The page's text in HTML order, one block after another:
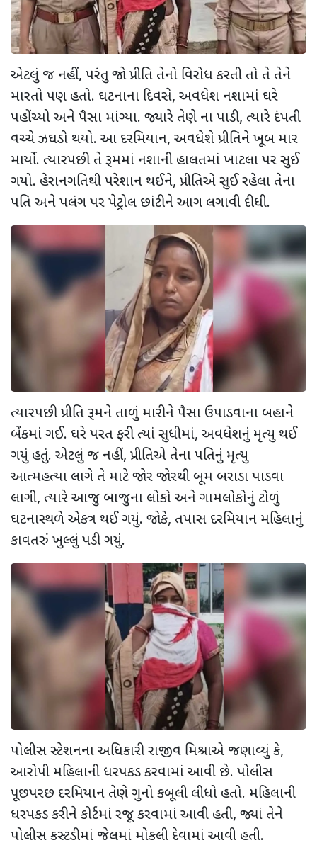
એટલું જ નહીં, પરંતુ જો પ્રીતિ તેનો વિરોધ કરતી તો તે તેને
મારતો પણ હતો. ઘટનાના દિવસે, અવધેશ નશામાં ઘરે
પહોંચ્યો અને પૈસા માંગ્યા. જ્યારે તેણે ના પાડી, ત્યારે દંપતી
વચ્ચે ઝઘડો થયો. આ દરમિયાન, અવધેશે પ્રીતિને ખૂબ માર
માર્યો. ત્યારપછી તે રૂમમાં નશાની હાલતમાં ખાટલા પર સુઈ
ગયો. હેરાનગતિથી પરેશાન થઈને, પ્રીતિએ સુઈ રહેલા તેના
પતિ અને પલંગ પર પેટ્રોલ છાંટીને આગ લગાવી દીધી.
ત્યારપછી પ્રીતિ રૂમને તાળું મારીને પૈસા ઉપાડવાના બહાને
બેંકમાં ગઈ. ઘરે પરત ફરી ત્યાં સુધીમાં, અવધેશનું મૃત્યુ થઈ
ગયું હતું. એટલું જ નહીં, પ્રીતિએ તેના પતિનું મૃત્યુ
આત્મહત્યા લાગે તે માટે જોર જોરથી બૂમ બરાડા પાડવા
લાગી, ત્યારે આજુ બાજુના લોકો અને ગામલોકોનું ટોળું
ઘટનાસ્થળે એકત્ર થઈ ગયું. જોકે, તપાસ દરમિયાન મહિલાનું
કાવતરું ખુલ્લું પડી ગયું.
પોલીસ સ્ટેશનના અધિકારી રાજીવ મિશ્રાએ જણાવ્યું કે,
આરોપી મહિલાની ધરપકડ કરવામાં આવી છે. પોલીસ
પૂછપરછ દરમિયાન તેણે ગુનો કબૂલી લીધો હતો. મહિલાની
ધરપકડ કરીને કોર્ટમાં રજૂ કરવામાં આવી હતી, જ્યાં તેને
પોલીસ કસ્ટડીમાં જેલમાં મોકલી દેવામાં આવી હતી.